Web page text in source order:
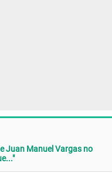
Juan Manuel Vargas no